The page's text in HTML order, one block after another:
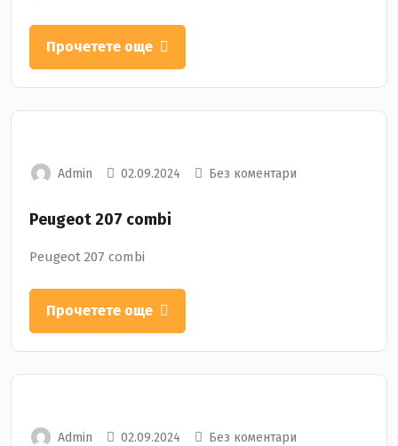
Прочетете още
Admin 02.09.2024 Без коментари
Peugeot 207 combi
Peugeot 207 combi
Прочетете още
Admin 02.09.2024 Без коментари